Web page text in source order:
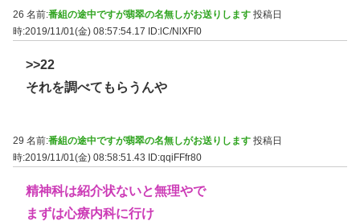
26 名前:番組の途中ですが翡翠の名無しがお送りします 投稿日
時:2019/11/01(金) 08:57:54.17
ID:lC/NlXFI0
>>22
それを調べてもらうんや
29 名前:番組の途中ですが翡翠の名無しがお送りします 投稿日
時:2019/11/01(金) 08:58:51.43 ID:qqiFFfr80
精神科は紹介状ないと無理やで
まずは心療内科に行け